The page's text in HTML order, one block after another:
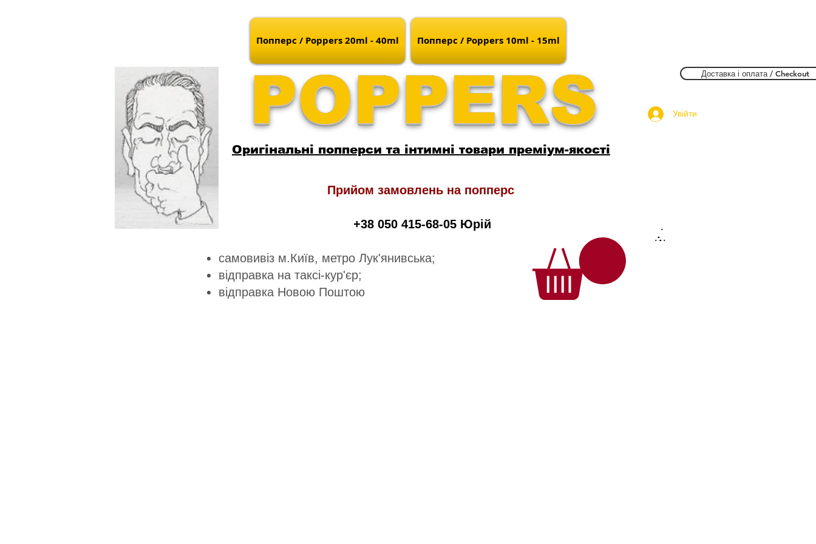
Попперс / Poppers 20ml - 40ml Попперс / Poppers 10ml - 15ml
Доставка і оплата / Checkout
POPPERS Увійти
Оригінальні попперси та інтимні товари преміум-якості
Прийом замовлень на попперс
+38 050 415-68-05 Юрій
самовивіз м.Київ, метро Лук'янивська;
відправка на таксі-кур'єр;
відправка Новою Поштою
.
.
....
.